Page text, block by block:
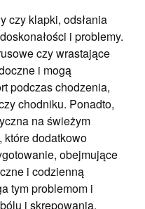
czy klapki, odsłania
i problemy.
czy wrastające
i mogą
podczas chodzenia,
chodniku. Ponadto,
na świeżym
które dodatkowo
obejmujące
i codzienną
tym problemom i
i skrępowania.